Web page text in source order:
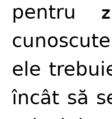
pentru
ele
încât să